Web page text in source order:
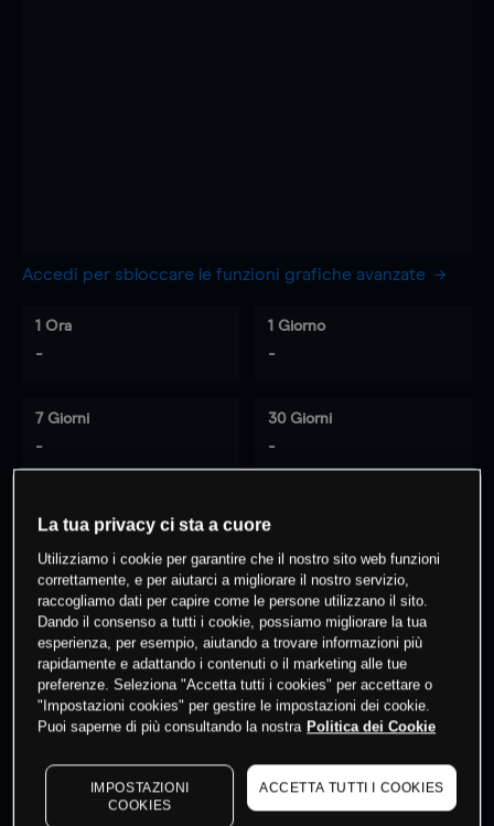
Accedi per sbloccare le funzioni grafiche avanzate
1 Ora
-
1 Giorno
-
7 Giorni
-
30 Giorni
-
% dei clienti hanno posizioni
questo prodotto
Fai trading
I prezzi sono solo indicativi. Accediper vedere gli ultimi
dati di mercato
to see latest market data
La tua privacy ci sta a cuore
Utilizziamo i cookie per garantire che il nostro sito web funzioni
correttamente, e per aiutarci a migliorare il nostro servizio,
raccogliamo dati per capire come le persone utilizzano il sito.
Dando il consenso a tutti i cookie, possiamo migliorare la tua
esperienza, per esempio, aiutando a trovare informazioni più
rapidamente e adattando i contenuti o il marketing alle tue
preferenze. Seleziona "Accetta tutti i cookies" per accettare o
"Impostazioni cookies" per gestire le impostazioni dei cookie.
Puoi saperne di più consultando la nostra Politica dei Cookie
IMPOSTAZIONI
COOKIES
ACCETTA TUTTI I COOKIES